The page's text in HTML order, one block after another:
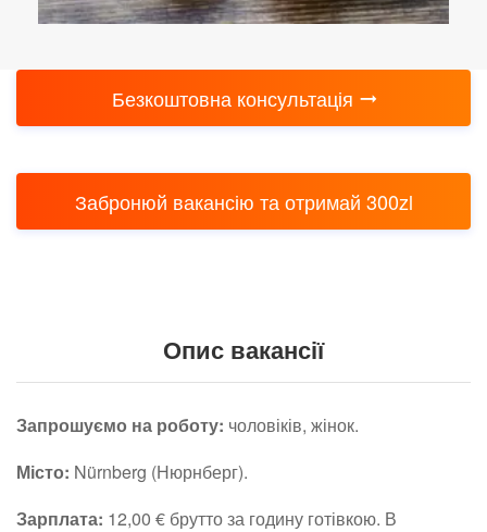
Опис вакансії
Запрошуємо на роботу: чоловіків, жінок.
Місто: Nürnberg (Нюрнберг).
Зарплата: 12,00 € брутто за годину готівкою. В
Безкоштовна консультація
Забронюй вакансію та отримай 300zl